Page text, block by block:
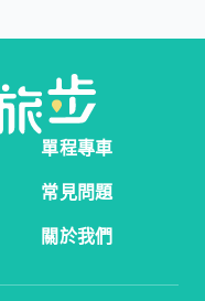
單程專車
常見問題
關於我們